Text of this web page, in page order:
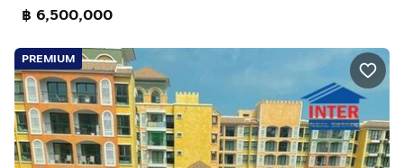
฿ 6,500,000
PREMIUM